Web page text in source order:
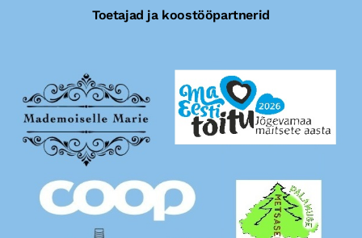
Toetajad ja koostööpartnerid